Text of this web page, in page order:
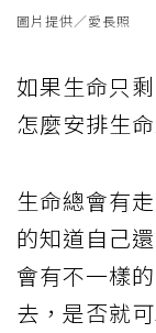
圖片提供／愛長照
如果生命只
怎麼安排生
生命總會有
的知道自己
會有不一樣
去，是否就